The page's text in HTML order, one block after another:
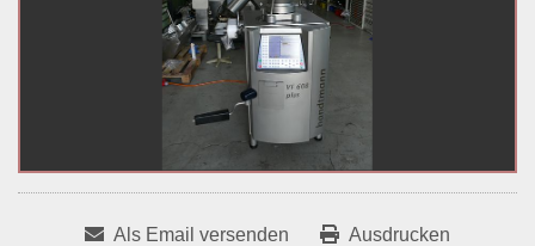
Als Email versenden Ausdrucken